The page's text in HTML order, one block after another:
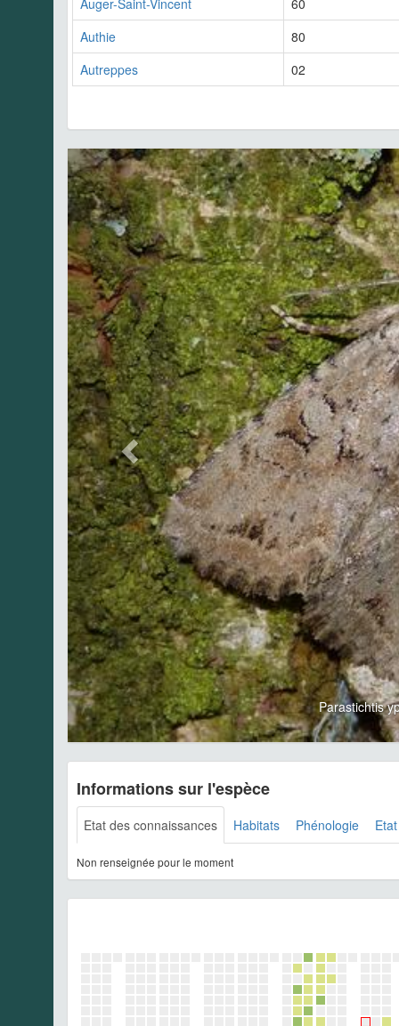
Auger-Saint-Vincent
60
Authie
80
Autreppes
02
Parastichtis
Informations sur l'espèce
Etat des connaissances Habitats Phénologie
Non renseignée pour le moment